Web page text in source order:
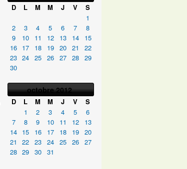
D L M M J V
S
1
2
3 4 5 6 7
8
9
10 11 12 13 14
15
16 17 18 19 20 21
22
23 24 25 26 27 28
29
30
octobre 2012
D L M M J V
S
1
2 3 4 5
6
7
8 9 10 11 12
13
14 15 16 17 18 19
20
21
22 23 24 25 26
27
28 29 30 31